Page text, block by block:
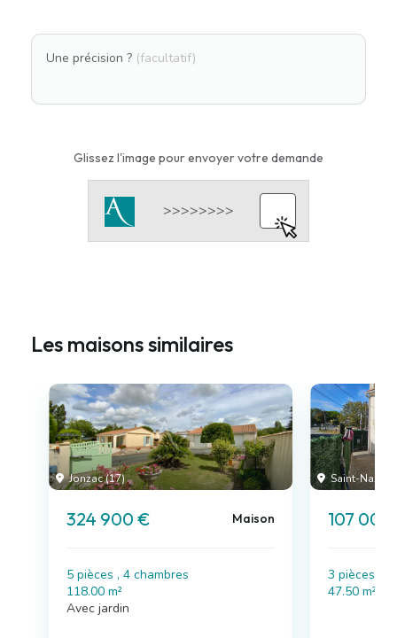
Une précision ? (facultatif)
Glissez l'image pour envoyer votre demande
Les maisons similaires
Jonzac (17)
324 900 € Maison
5 pièces , 4 chambres
118.00 m²
Avec jardin
Saint-
107
3 pièces , 2
47.50 m²